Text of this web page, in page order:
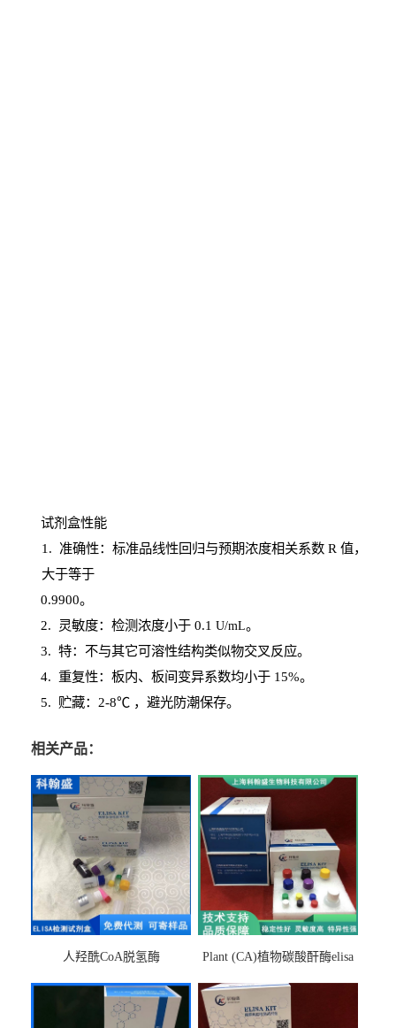
试剂盒性能
1 . 准确性：标准品线性回归与预期浓度相关系数 R 值，
大于等于
0.9900。
2. 灵敏度：检测浓度小于0.1 U/mL。
3. 特：不与其它可溶性结构类似物交叉反应。
4. 重复性：板内、板间变异系数均小于15%。
5. 贮藏：2-8℃ ，避光防潮保存。
相关产品：
人羟酰CoA脱氢酶
Plant (CA)植物碳酸酐酶elisa